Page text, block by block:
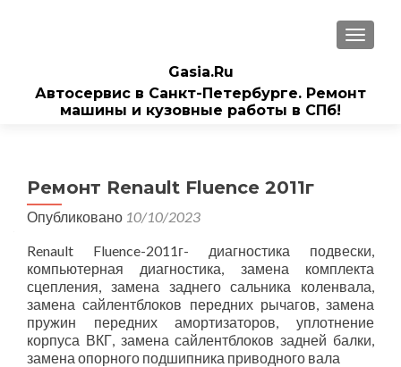
Gasia.Ru
Автосервис в Санкт-Петербурге. Ремонт
машины и кузовные работы в СПб!
Ремонт Renault Fluence 2011г
Опубликовано 10/10/2023
Renault Fluence-2011г- диагностика подвески,
компьютерная диагностика, замена комплекта
сцепления, замена заднего сальника коленвала,
замена сайлентблоков передних рычагов, замена
пружин передних амортизаторов, уплотнение
корпуса ВКГ, замена сайлентблоков задней балки,
замена опорного подшипника приводного вала